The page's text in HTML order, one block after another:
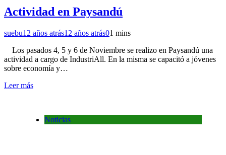
Actividad en Paysandú
suebu12 años atrás12 años atrás01 mins
Los pasados 4, 5 y 6 de Noviembre se realizo en Paysandú una
actividad a cargo de IndustriAll. En la misma se capacitó a jóvenes
sobre economía y…
Leer más
Noticias